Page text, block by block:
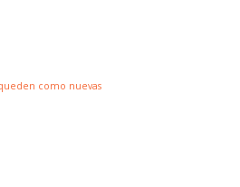
como nuevas